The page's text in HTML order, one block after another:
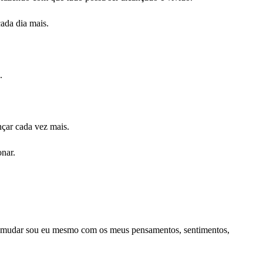
dia mais.
cada vez mais.
sou eu mesmo com os meus pensamentos, sentimentos,